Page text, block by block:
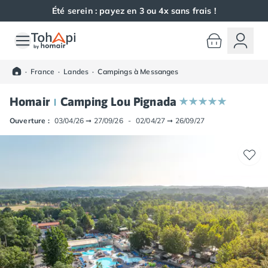
Été serein : payez en 3 ou 4x sans frais !
Toutes nos destinations
Camping Alsace
Camping Haut-Rhin
Camping Colmar
Camping Mulhouse
Camping Carsac-Aillac
Camping Les Eyzies-de-Tayac-Sireuil
Camping Sarlat
Camping Gironde
Camping Bordeaux
Camping Carcans
· France · Landes · Campings à Messanges
Homair Camping Lou Pignada
Ouverture : 03/04/26 ➞ 27/09/26 - 02/04/27 ➞ 26/09/27